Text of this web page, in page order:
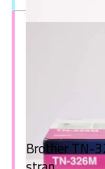
Brother TN-